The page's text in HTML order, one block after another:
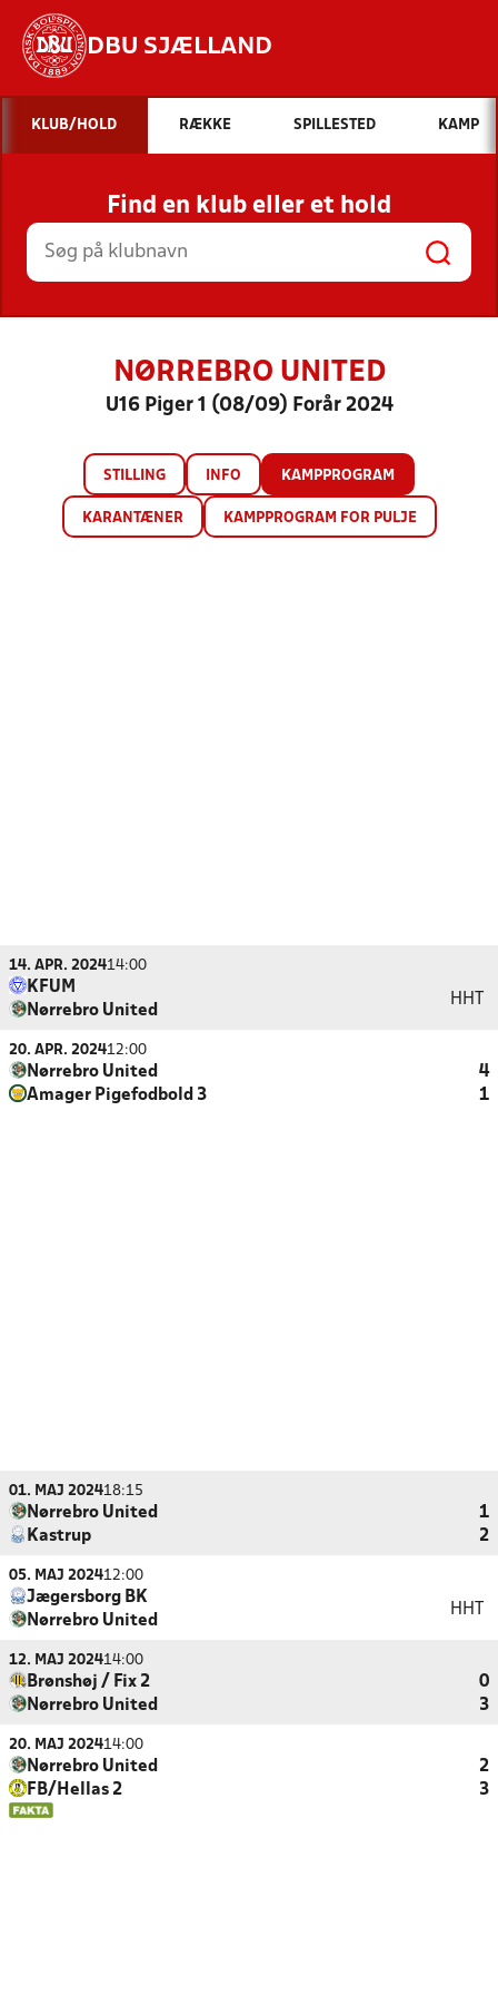
DBU SJÆLLAND
Hvad vil du søge efter?
INDHOLD OG NYHEDER
STILLINGER, RESULTATER, KLUBBER OG
HOLD
KLUB/HOLD RÆKKE SPILLESTED KAMP
Find en klub eller et hold
NØRREBRO UNITED
U16 Piger 1 (08/09) Forår 2024
STILLING INFO KAMPPROGRAM
KARANTÆNER KAMPPROGRAM FOR PULJE
14. APR. 202414:00
KFUM
Nørrebro United
HHT
20. APR. 202412:00
Nørrebro United
4
Amager Pigefodbold 3
1
01. MAJ 202418:15
Nørrebro United
1
Kastrup
2
05. MAJ 202412:00
Jægersborg BK
Nørrebro United
HHT
12. MAJ 202414:00
Brønshøj / Fix 2
0
Nørrebro United
3
20. MAJ 202414:00
Nørrebro United
2
FB/Hellas 2
3